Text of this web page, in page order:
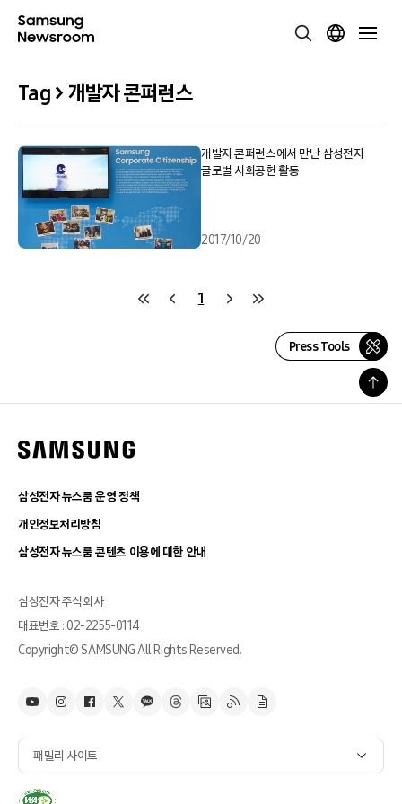
Tag > 개발자 콘퍼런스
개발자 콘퍼런스에서 만난 삼성전자
글로벌 사회공헌 활동
2017/10/20
1
Press Tools
삼성전자 뉴스룸 운영 정책
개인정보처리방침
삼성전자 뉴스룸 콘텐츠 이용에 대한 안내
삼성전자 주식회사
대표번호 : 02-2255-0114
Copyright© SAMSUNG All Rights Reserved.
패밀리 사이트